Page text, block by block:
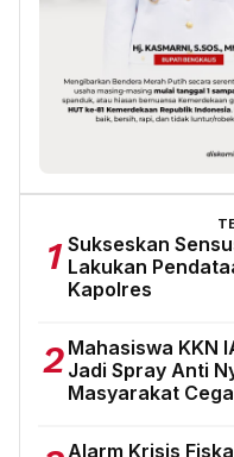
1 Sukseskan
Lakukan
Kapolres
2 Mahasiswa KKN
Jadi Spray Anti
Masyarakat
Alarm Krisis